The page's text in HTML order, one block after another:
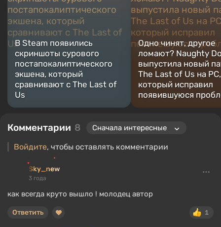
сувениры, включая фигурки, постеры, старые консоли и
многое другое. У меня есть живой интерес к ретро-играм. Я
играю с начала 2000-х на PC и консолях.
В Steam появились
скриншоты сурового
постапокалиптического
экшена, который
сравнивают с The Last of
Us
Одно чинят, другое
ломают? Naughty
выпустила новый
The Last of Us на PC,
который исправил
появившуюся
Комментарии 8
Войдите, чтобы оставлять комментарии
Sky_new
3 года
как всегда круто вышло ! молодец автор
1
Ответить